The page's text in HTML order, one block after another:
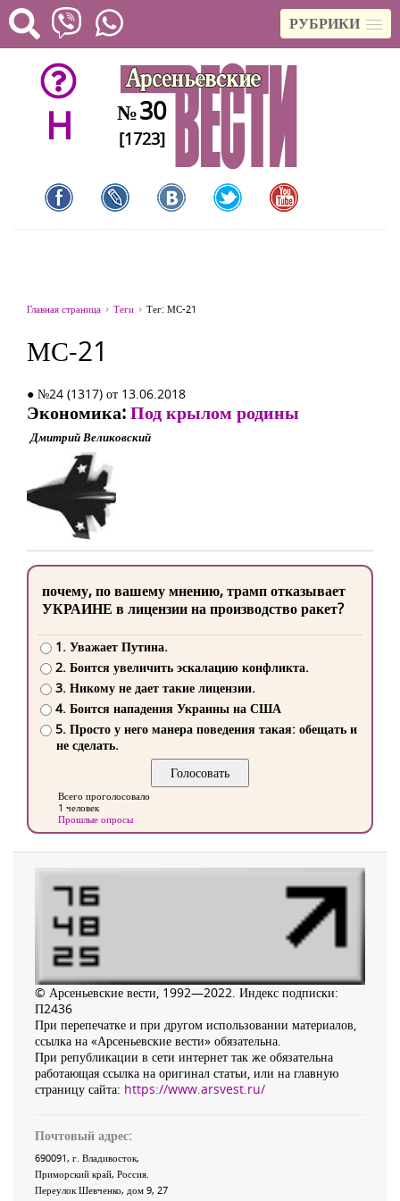
РУБРИКИ
H №30
[1723]
Главная страница Теги Тег: МС-21
МС-21
● №24 (1317) от 13.06.2018
Экономика:Под крылом родины
Дмитрий Великовский
почему, по вашему мнению, трамп отказывает
УКРАИНЕ в лицензии на производство ракет?
1. Уважает Путина.
2. Боится увеличить эскалацию конфликта.
3. Никому не дает такие лицензии.
4. Боится нападения Украины на США
5. Просто у него манера поведения такая: обещать и
не сделать.
Всего проголосовало
1 человек
Прошлые опросы
© Арсеньевские вести, 1992—2022. Индекс подписки:
П2436
При перепечатке и при другом использовании материалов,
ссылка на «Арсеньевские вести» обязательна.
При републикации в сети интернет так же обязательна
работающая ссылка на оригинал статьи, или на главную
страницу сайта: https://www.arsvest.ru/
Почтовый адрес:
690091, г. Владивосток,
Приморский край, Россия
Переулок Шевченко, дом 9, 27